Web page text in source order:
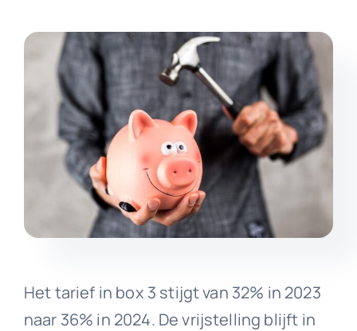
Het tarief in box 3 stijgt van 32% in 2023
naar 36% in 2024. De vrijstelling blijft in